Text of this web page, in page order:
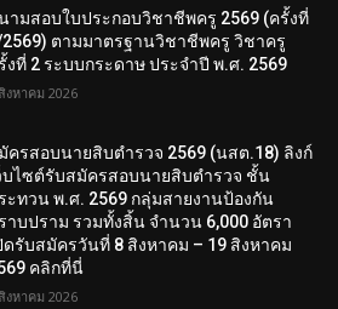
ามสอบใบประกอบวิชาชีพครู 2569 (ครั้งที่
2569) ตามมาตรฐานวิชาชีพครู วิชาครู
งที่ 2 ระบบกระดาษ ประจำปี พ.ศ. 2569
งหาคม 2026
ครสอบนายสิบตำรวจ 2569 (นสต.18) ลิงก์
บไซต์รับสมัครสอบนายสิบตำรวจ ชั้น
ะทวน พ.ศ. 2569 กลุ่มสายงานป้องกัน
าบปราม รวมทั้งสิ้น จำนวน 6,000 อัตรา
ดรับสมัครวันที่ 8 สิงหาคม – 19 สิงหาคม
คลิกที่นี่
งหาคม 2026